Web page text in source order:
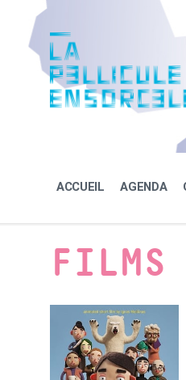
content
navigation
footer
ACCUEIL AGENDA
FILMS